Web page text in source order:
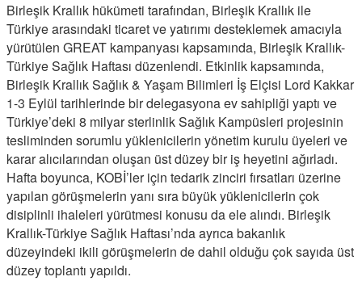
Birleşik Krallık hükümeti tarafından, Birleşik Krallık ile
Türkiye arasındaki ticaret ve yatırımı desteklemek amacıyla
yürütülen GREAT kampanyası kapsamında, Birleşik Krallık-
Türkiye Sağlık Haftası düzenlendi. Etkinlik kapsamında,
Birleşik Krallık Sağlık & Yaşam Bilimleri İş Elçisi Lord Kakkar
1-3 Eylül tarihlerinde bir delegasyona ev sahipliği yaptı ve
Türkiye’deki 8 milyar sterlinlik Sağlık Kampüsleri projesinin
tesliminden sorumlu yüklenicilerin yönetim kurulu üyeleri ve
karar alıcılarından oluşan üst düzey bir iş heyetini ağırladı.
Hafta boyunca, KOBİ’ler için tedarik zinciri fırsatları üzerine
yapılan görüşmelerin yanı sıra büyük yüklenicilerin çok
disiplinli ihaleleri yürütmesi konusu da ele alındı. Birleşik
Krallık-Türkiye Sağlık Haftası’nda ayrıca bakanlık
düzeyindeki ikili görüşmelerin de dahil olduğu çok sayıda üst
düzey toplantı yapıldı.